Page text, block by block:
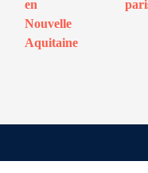
en
Nouvelle
Aquitaine